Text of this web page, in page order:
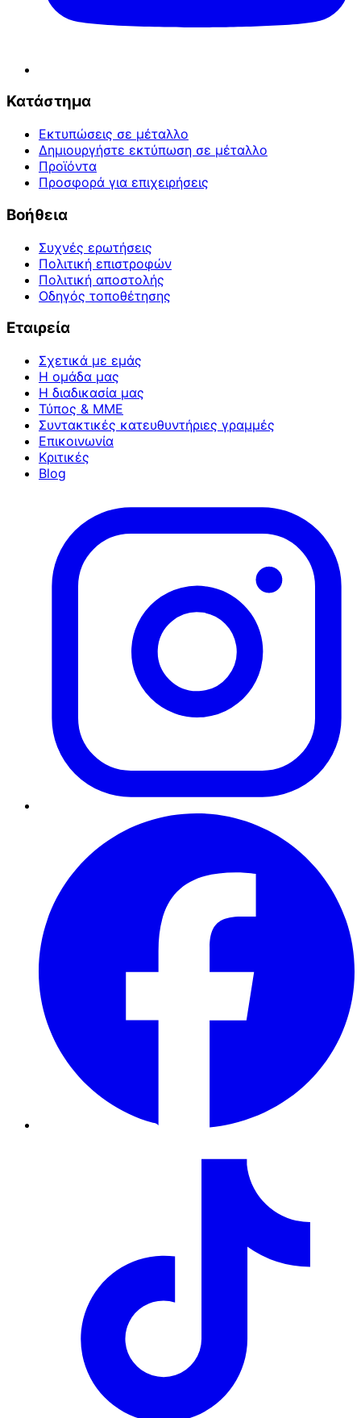
Κατάστημα
Εκτυπώσεις σε μέταλλο
Δημιουργήστε εκτύπωση σε μέταλλο
Προϊόντα
Προσφορά για επιχειρήσεις
Βοήθεια
Συχνές ερωτήσεις
Πολιτική επιστροφών
Πολιτική αποστολής
Οδηγός τοποθέτησης
Εταιρεία
Σχετικά με εμάς
Η ομάδα μας
Η διαδικασία μας
Τύπος & ΜΜΕ
Συντακτικές κατευθυντήριες γραμμές
Επικοινωνία
Κριτικές
Blog